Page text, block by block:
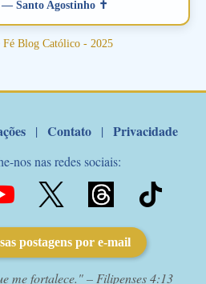
intercessão deste santo amigo:
desista, pois ele intercede por nós
Ágape de Jesus e no Amor Materno
— Santo Agostinho ✝
Blog Católico - 2025
| Contato | Privacidade
nos nas redes sociais:
postagens por e-mail
me fortalece." – Filipenses 4:13